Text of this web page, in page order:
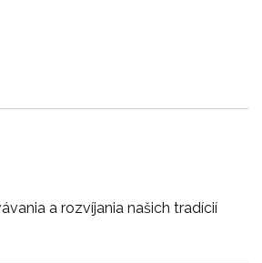
a rozvíjania našich tradícií